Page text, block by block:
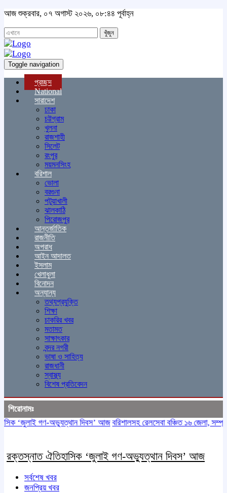
আজ শুক্রবার, ০৭ অগাস্ট ২০২৬, ০৮:৪৪ পূর্বাহ্ন
খুঁজুন
Toggle navigation
প্রচ্ছদ
National
সারাদেশ
ঢাকা
চট্টগ্রাম
খুলনা
রাজশাহী
সিলেট
রংপুর
ময়মনসিংহ
বরিশাল
ভোলা
বরগুনা
পটুয়াখালী
ঝালকাঠি
পিরোজপুর
আন্তর্জাতিক
রাজনীতি
অপরাধ
আইন আদালত
ইসলাম
খেলাধুলা
বিনোদন
অন্যান্য
তথ্যপ্রযুক্তি
শিক্ষা
চাকরির খবর
মতামত
সাক্ষাৎকার
বন্দর নগরী
ভাষা ও সাহিত্য
রাজধানী
স্বাস্থ্য
বিশেষ প্রতিবেদন
শিরোনামঃ
গণ-অভ্যুত্থান দিবস’ আজ বরিশালসহ রেলসেবা বঞ্চিত ১৬ জেলা, সম্প্রসারণে
রক্তস্নাত ঐতিহাসিক ‌‘জুলাই গণ-অভ্যুত্থান দিবস’ আজ
সর্বশেষ খবর
জনপ্রিয় খবর